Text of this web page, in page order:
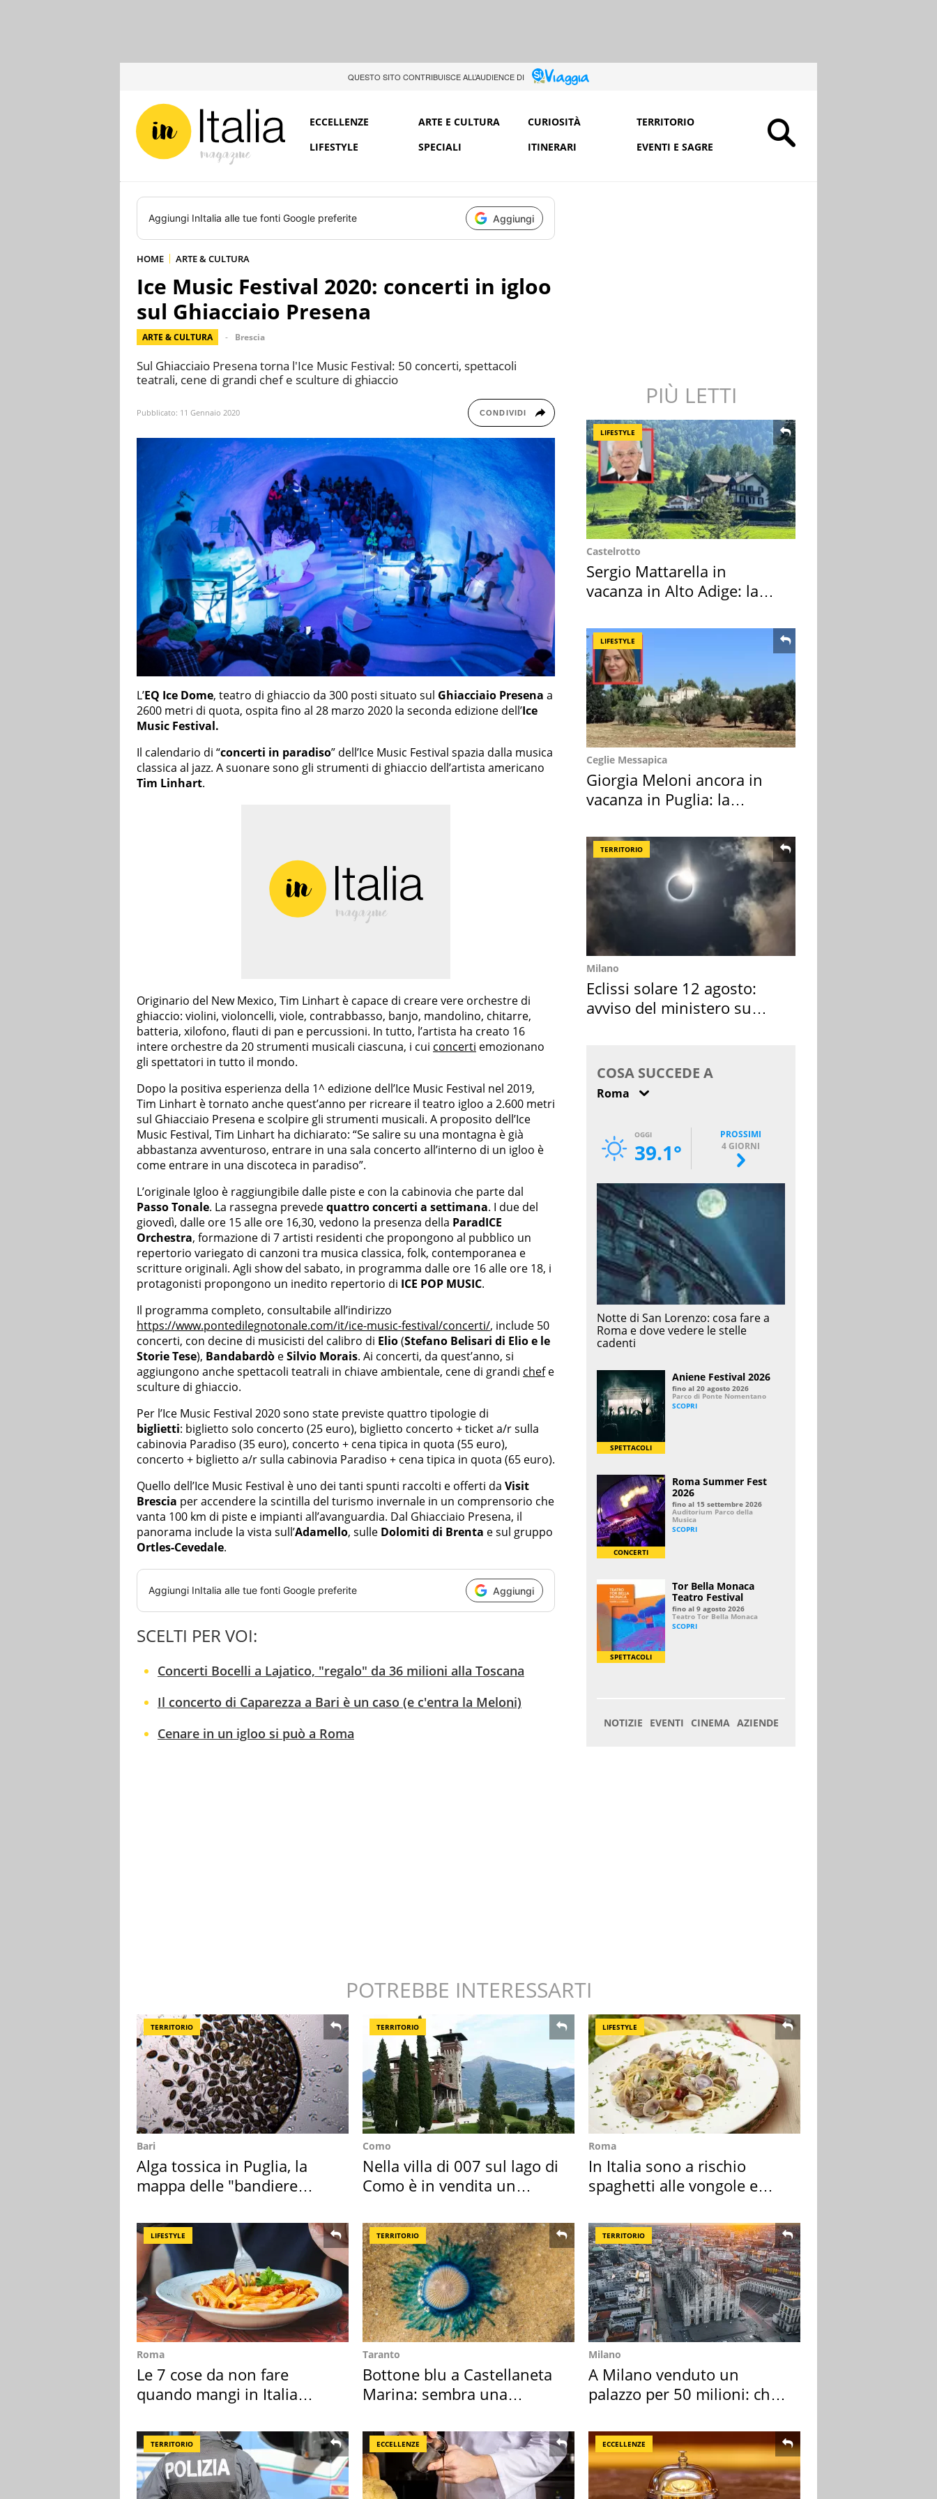
QUESTO SITO CONTRIBUISCE ALL’AUDIENCE DI
ECCELLENZE ARTE E CULTURA CURIOSITÀ
TERRITORIO
LIFESTYLE
SPECIALI ITINERARI EVENTI E SAGRE
Aggiungi InItalia alle tue fonti Google preferite Aggiungi
HOME ARTE & CULTURA
Ice Music Festival 2020: concerti in igloo
sul Ghiacciaio Presena
ARTE & CULTURA Brescia
Sul Ghiacciaio Presena torna l'Ice Music Festival: 50 concerti, spettacoli
teatrali, cene di grandi chef e sculture di ghiaccio
Pubblicato: 11 Gennaio 2020 CONDIVIDI
L’EQ Ice Dome, teatro di ghiaccio da 300 posti situato sul Ghiacciaio Presena a
2600 metri di quota, ospita fino al 28 marzo 2020 la seconda edizione dell’Ice
Music Festival.
Il calendario di “concerti in paradiso” dell’Ice Music Festival spazia dalla musica
classica al jazz. A suonare sono gli strumenti di ghiaccio dell’artista americano
Tim Linhart.
Originario del New Mexico, Tim Linhart è capace di creare vere orchestre di
ghiaccio: violini, violoncelli, viole, contrabbasso, banjo, mandolino, chitarre,
batteria, xilofono, flauti di pan e percussioni. In tutto, l’artista ha creato 16
intere orchestre da 20 strumenti musicali ciascuna, i cui concerti emozionano
gli spettatori in tutto il mondo.
Dopo la positiva esperienza della 1^ edizione dell’Ice Music Festival nel 2019,
Tim Linhart è tornato anche quest’anno per ricreare il teatro igloo a 2.600 metri
sul Ghiacciaio Presena e scolpire gli strumenti musicali. A proposito dell’Ice
Music Festival, Tim Linhart ha dichiarato: “Se salire su una montagna è già
abbastanza avventuroso, entrare in una sala concerto all’interno di un igloo è
come entrare in una discoteca in paradiso”.
L’originale Igloo è raggiungibile dalle piste e con la cabinovia che parte dal
Passo Tonale. La rassegna prevedequattro concerti a settimana. I due del
giovedì, dalle ore 15 alle ore 16,30, vedono la presenza della ParadICE
Orchestra, formazione di 7 artisti residenti che propongono al pubblico un
repertorio variegato di canzoni tra musica classica, folk, contemporanea e
scritture originali. Agli show del sabato, in programma dalle ore 16 alle ore 18, i
protagonisti propongono un inedito repertorio di ICE POP MUSIC.
Il programma completo, consultabile all’indirizzo
https://www.pontedilegnotonale.com/it/ice-music-festival/concerti/, include 50
concerti, con decine di musicisti del calibro di Elio(Stefano Belisari di Elio e le
Storie Tese), Bandabardò eSilvio Morais. Ai concerti, da quest’anno, si
aggiungono anche spettacoli teatrali in chiave ambientale, cene di grandi chefe
sculture di ghiaccio.
Per l’Ice Music Festival 2020 sono state previste quattro tipologie di
biglietti: biglietto solo concerto (25 euro), biglietto concerto + ticket a/r sulla
cabinovia Paradiso (35 euro), concerto + cena tipica in quota (55 euro),
concerto + biglietto a/r sulla cabinovia Paradiso + cena tipica in quota (65 euro).
Quello dell’Ice Music Festival è uno dei tanti spunti raccolti e offerti da Visit
Brescia per accendere la scintilla del turismo invernale in un comprensorio che
vanta 100 km di piste e impianti all’avanguardia. Dal Ghiacciaio Presena, il
panorama include la vista sull’Adamello, sulle Dolomiti di Brenta e sul gruppo
Ortles-Cevedale.
Aggiungi InItalia alle tue fonti Google preferite Aggiungi
SCELTI PER VOI:
Concerti Bocelli a Lajatico, "regalo" da 36 milioni alla Toscana
Il concerto di Caparezza a Bari è un caso (e c'entra la Meloni)
Cenare in un igloo si può a Roma
PIÙ LETTI
LIFESTYLE
Castelrotto
Sergio Mattarella in
vacanza in Alto Adige: la
LIFESTYLE
Ceglie Messapica
Giorgia Meloni ancora in
vacanza in Puglia: la
TERRITORIO
Milano
Eclissi solare 12 agosto:
avviso del ministero su
POTREBBE INTERESSARTI
TERRITORIO
Bari
Alga tossica in Puglia, la
mappa delle "bandiere
TERRITORIO
Como
Nella villa di 007 sul lago di
Como è in vendita un
LIFESTYLE
Roma
In Italia sono a rischio
spaghetti alle vongole e
LIFESTYLE
Roma
Le 7 cose da non fare
quando mangi in Italia
TERRITORIO
Taranto
Bottone blu a Castellaneta
Marina: sembra una
TERRITORIO
Milano
A Milano venduto un
palazzo per 50 milioni: chi
TERRITORIO ECCELLENZE ECCELLENZE